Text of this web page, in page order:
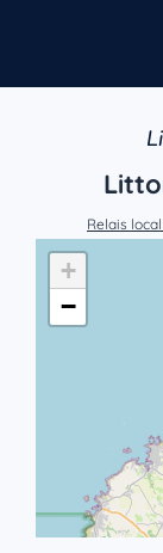
Relais local
+
−